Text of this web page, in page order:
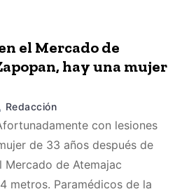
el Mercado de
hay una mujer
Redacción
con lesiones
de 33 años después de
Mercado de Atemajac
metros. Paramédicos de la